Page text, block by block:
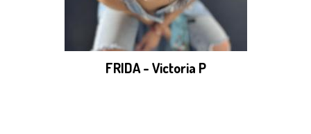
FRIDA - Victoria P